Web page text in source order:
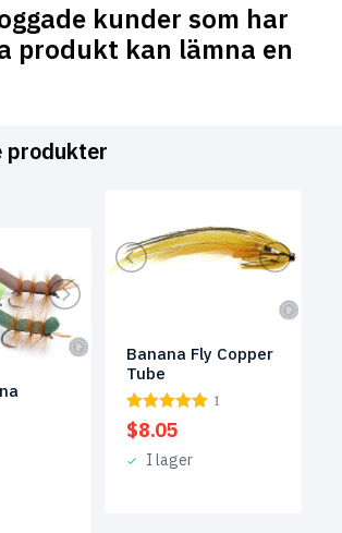
kunder som har
produkt kan lämna en
produkter
Banana Fly Copper
Tube
1
$8.05
I lager